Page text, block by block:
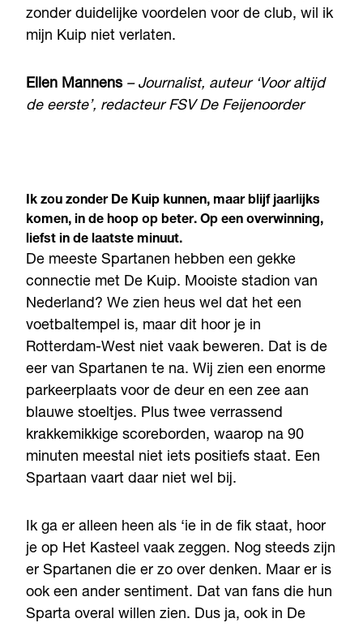
zonder duidelijke voordelen voor de club, wil ik
mijn Kuip niet verlaten.
Ellen Mannens – Journalist, auteur ‘Voor altijd
de eerste’, redacteur FSV De Feijenoorder
Ik zou zonder De Kuip kunnen, maar blijf jaarlijks
komen, in de hoop op beter. Op een overwinning,
liefst in de laatste minuut.
De meeste Spartanen hebben een gekke
connectie met De Kuip. Mooiste stadion van
Nederland? We zien heus wel dat het een
voetbaltempel is, maar dit hoor je in
Rotterdam-West niet vaak beweren. Dat is de
eer van Spartanen te na. Wij zien een enorme
parkeerplaats voor de deur en een zee aan
blauwe stoeltjes. Plus twee verrassend
krakkemikkige scoreborden, waarop na 90
minuten meestal niet iets positiefs staat. Een
Spartaan vaart daar niet wel bij.
Ik ga er alleen heen als ‘ie in de fik staat, hoor
je op Het Kasteel vaak zeggen. Nog steeds zijn
er Spartanen die er zo over denken. Maar er is
ook een ander sentiment. Dat van fans die hun
Sparta overal willen zien. Dus ja, ook in De